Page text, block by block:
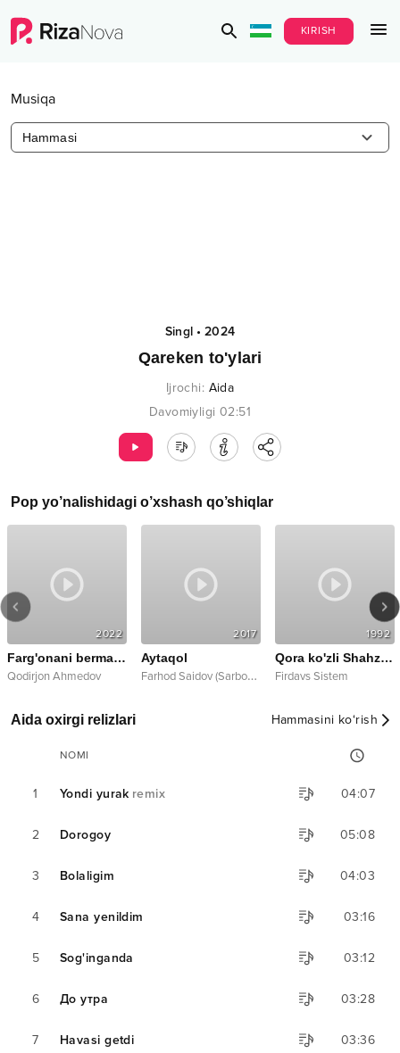
KIRISH
Musiqa
Hammasi
Singl•2024
Qareken to'ylari
Ijrochi: Aida
Davomiyligi 02:51
Pop yo’nalishidagi o’xshash qo’shiqlar
2022
Farg'onani bermayman
Qodirjon Ahmedov
2017
Aytaqol
F
arhod Saidov (Sarbon guruhi)
1992
Qora ko'zli Shahzoda
Firdavs Sistem
Aida oxirgi relizlari Hammasini ko‘rish
NOMI
1 Yondi yurak remix 04:07
2 Dorogoy 05:08
3 Bolaligim 04:03
4 Sana yenildim 03:16
5 Sog'inganda 03:12
6 До утра 03:28
7 Havasi getdi 03:36